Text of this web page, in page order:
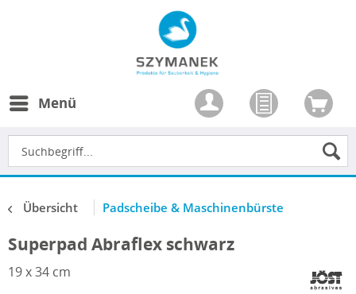
Menü
Übersicht Padscheibe & Maschinenbürste
Superpad Abraflex schwarz
19 x 34 cm